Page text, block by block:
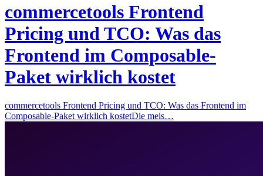
commercetools Frontend
Pricing und TCO: Was das
Frontend im Composable-
Paket wirklich kostet
commercetools Frontend Pricing und TCO: Was das Frontend im
Composable-Paket wirklich kostetDie meis…